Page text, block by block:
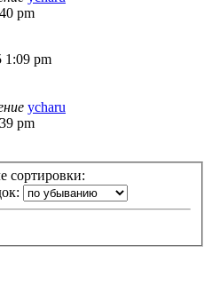
pm
1:09 pm
ycharu
pm
сортировки: